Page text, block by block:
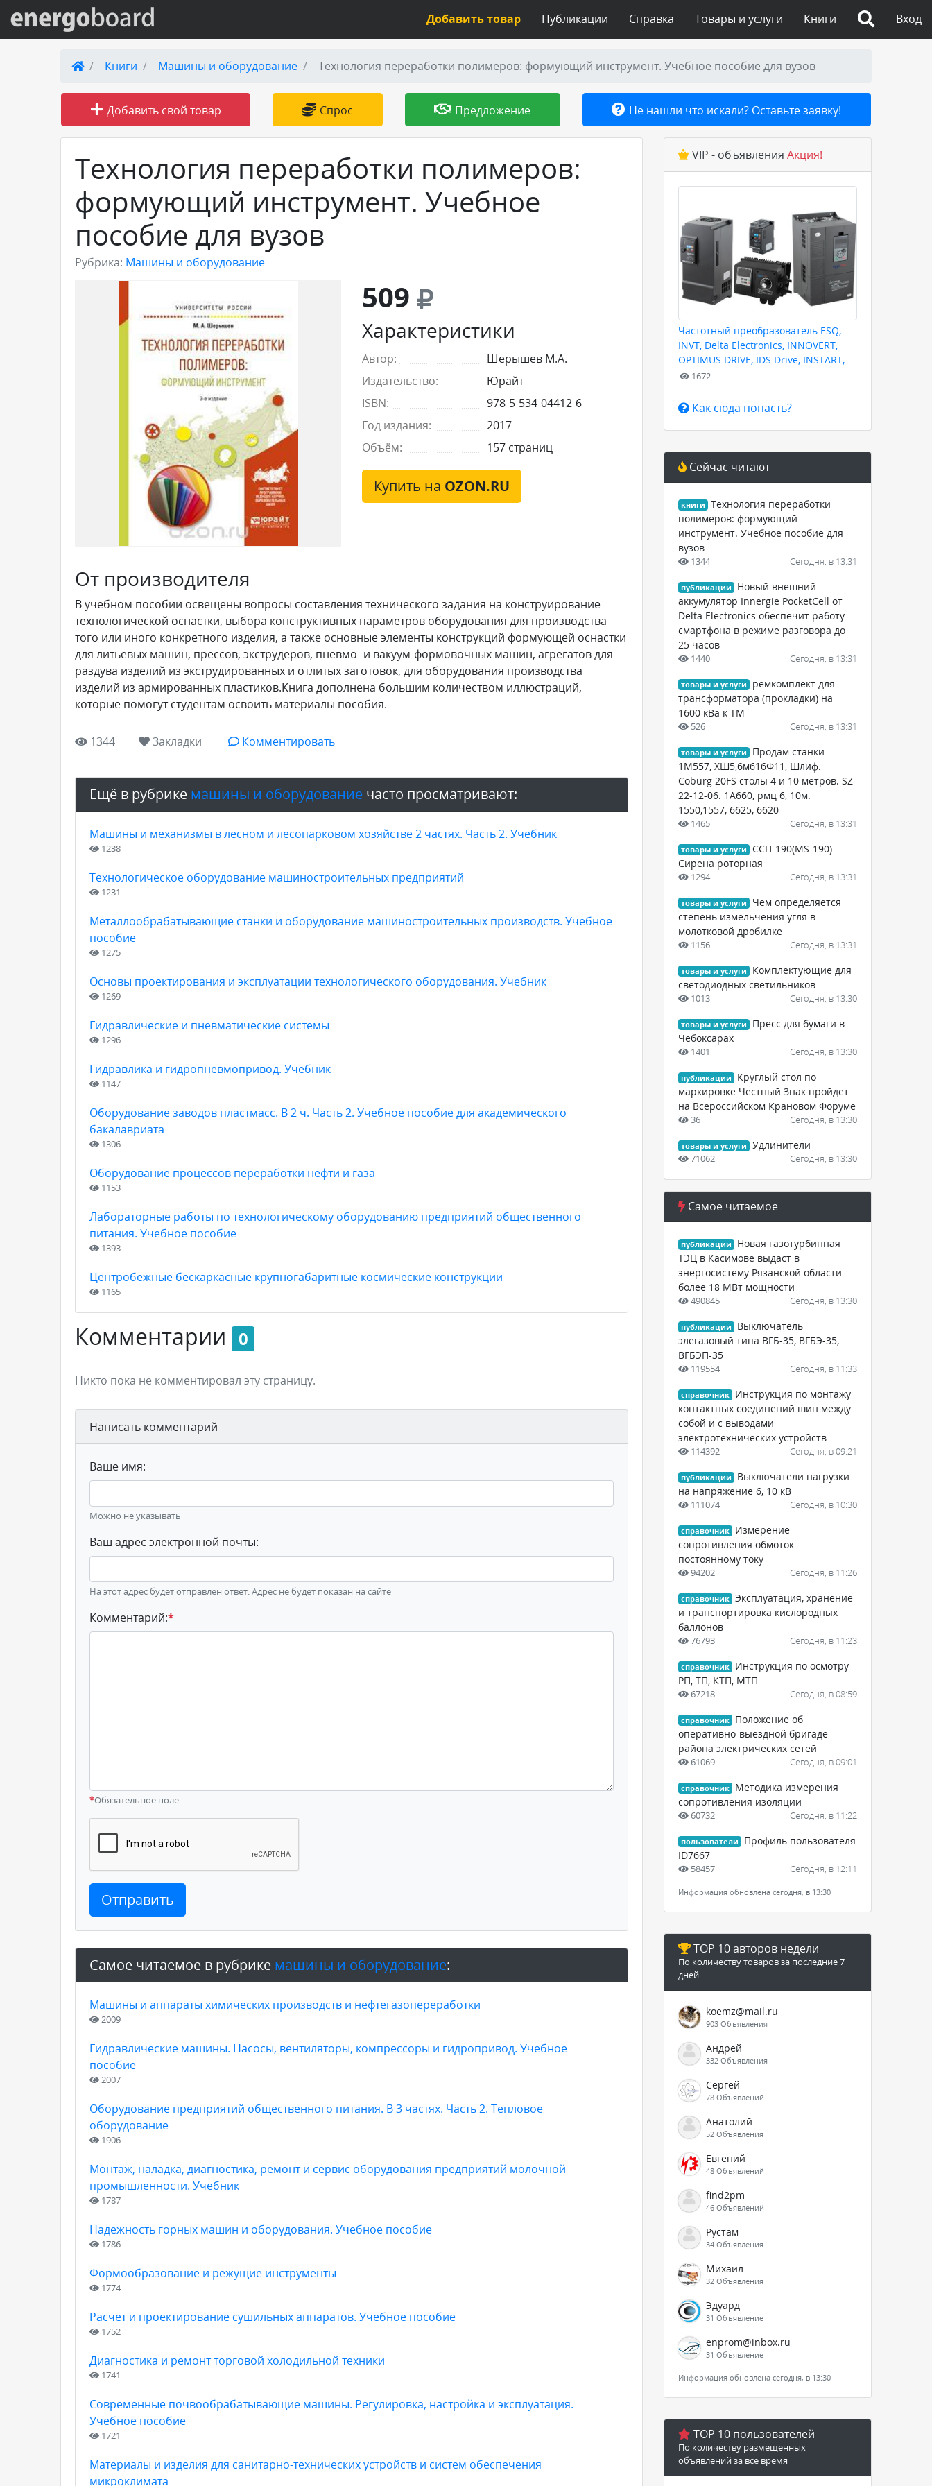
Вход на сайт
Поиск по сайту
Публикации
Товары и услуги
Добавить товар или услугу
Вход
Книги
Товары и услуги
Справка
Публикации
Добавить товар
Книги Машины и оборудование Технология переработки полимеров: формующий инструмент. Учебное пособие для вузов
Добавить свой товар Спрос Предложение Не нашли что искали? Оставьте заявку!
Технология переработки полимеров:
формующий инструмент. Учебное
пособие для вузов
Рубрика: Машины и оборудование
509
Характеристики
Автор:
Шерышев М.А.
Издательство:
Юрайт
ISBN:
978-5-534-04412-6
Год издания:
2017
Объём:
157 страниц
Купить на OZON.RU
От производителя
В учебном пособии освещены вопросы составления технического задания на конструирование
технологической оснастки, выбора конструктивных параметров оборудования для производства
того или иного конкретного изделия, а также основные элементы конструкций формующей оснастки
для литьевых машин, прессов, экструдеров, пневмо- и вакуум-формовочных машин, агрегатов для
раздува изделий из экструдированных и отлитых заготовок, для оборудования производства
изделий из армированных пластиков.Книга дополнена большим количеством иллюстраций,
которые помогут студентам освоить материалы пособия.
1344 Закладки Комментировать
Ещё в рубрике машины и оборудование часто просматривают:
Машины и механизмы в лесном и лесопарковом хозяйстве 2 частях. Часть 2. Учебник
1238
Технологическое оборудование машиностроительных предприятий
1231
Металлообрабатывающие станки и оборудование машиностроительных производств. Учебное
пособие
1275
Основы проектирования и эксплуатации технологического оборудования. Учебник
1269
Гидравлические и пневматические системы
1296
Гидравлика и гидропневмопривод. Учебник
1147
Оборудование заводов пластмасс. В 2 ч. Часть 2. Учебное пособие для академического
бакалавриата
1306
Оборудование процессов переработки нефти и газа
1153
Лабораторные работы по технологическому оборудованию предприятий общественного
питания. Учебное пособие
1393
Центробежные бескаркасные крупногабаритные космические конструкции
1165
Комментарии 0
Никто пока не комментировал эту страницу.
Написать комментарий
Ваше имя:
Можно не указывать
Ваш адрес электронной почты:
На этот адрес будет отправлен ответ. Адрес не будет показан на сайте
Комментарий:*
*Обязательное поле
Отправить
Самое читаемое в рубрике машины и оборудование:
Машины и аппараты химических производств и нефтегазопереработки
2009
Гидравлические машины. Насосы, вентиляторы, компрессоры и гидропривод. Учебное
пособие
2007
Оборудование предприятий общественного питания. В 3 частях. Часть 2. Тепловое
оборудование
1906
Монтаж, наладка, диагностика, ремонт и сервис оборудования предприятий молочной
промышленности. Учебник
1787
Надежность горных машин и оборудования. Учебное пособие
1786
Формообразование и режущие инструменты
1774
Расчет и проектирование сушильных аппаратов. Учебное пособие
1752
Диагностика и ремонт торговой холодильной техники
1741
Современные почвообрабатывающие машины. Регулировка, настройка и эксплуатация.
Учебное пособие
1721
Материалы и изделия для санитарно-технических устройств и систем обеспечения
микроклимата
VIP - объявления Акция!
Частотный преобразователь ESQ,
INVT, Delta Electronics, INNOVERT,
OPTIMUS DRIVE, IDS Drive, INSTART,
HYUNDAI для любых задач
1672
Как сюда попасть?
Сейчас читают
книги
Технология переработки
полимеров: формующий
инструмент. Учебное пособие для
вузов
1344 Сегодня, в 13:31
публикации
Новый внешний
аккумулятор Innergie PocketCell от
Delta Electronics обеспечит работу
смартфона в режиме разговора до
25 часов
1440 Сегодня, в 13:31
товары и услуги
ремкомплект для
трансформатора (прокладки) на
1600 кВа к ТМ
526 Сегодня, в 13:31
товары и услуги
Продам станки
1М557, ХШ5,6м616Ф11, Шлиф.
Coburg 20FS столы 4 и 10 метров. SZ-
22-12-06. 1А660, рмц 6, 10м.
1550,1557, 6625, 6620
1465 Сегодня, в 13:31
товары и услуги
ССП-190(MS-190) -
Сирена роторная
1294 Сегодня, в 13:31
товары и услуги
Чем определяется
степень измельчения угля в
молотковой дробилке
1156 Сегодня, в 13:31
товары и услуги
Комплектующие для
светодиодных светильников
1013 Сегодня, в 13:30
товары и услуги
Пресс для бумаги в
Чебоксарах
1401 Сегодня, в 13:30
публикации
Круглый стол по
маркировке Честный Знак пройдет
на Всероссийском Крановом Форуме
36 Сегодня, в 13:30
товары и услуги Удлинители
71062 Сегодня, в 13:30
Самое читаемое
публикации
Новая газотурбинная
ТЭЦ в Касимове выдаст в
энергосистему Рязанской области
более 18 МВт мощности
490845 Сегодня, в 13:30
публикации
Выключатель
элегазовый типа ВГБ-35, ВГБЭ-35,
ВГБЭП-35
119554 Сегодня, в 11:33
справочник
Инструкция по монтажу
контактных соединений шин между
собой и с выводами
электротехнических устройств
114392 Сегодня, в 09:21
публикации
Выключатели нагрузки
на напряжение 6, 10 кВ
111074 Сегодня, в 10:30
справочник
Измерение
сопротивления обмоток
постоянному току
94202 Сегодня, в 11:26
справочник Эксплуатация, хранение
и транспортировка кислородных
баллонов
76793 Сегодня, в 11:23
справочник
Инструкция по осмотру
РП, ТП, КТП, МТП
67218 Сегодня, в 08:59
справочник
Положение об
оперативно-выездной бригаде
района электрических сетей
61069 Сегодня, в 09:01
справочник
Методика измерения
сопротивления изоляции
60732 Сегодня, в 11:22
пользователи
Профиль пользователя
ID7667
58457 Сегодня, в 12:11
Информация обновлена сегодня, в 13:30
TOP 10 авторов недели
По количеству товаров за последние 7
дней
koemz@mail.ru
903 Объявления
Андрей
332 Объявления
Сергей
78 Объявлений
Анатолий
52 Объявления
Евгений
48 Объявлений
find2pm
46 Объявлений
Рустам
34 Объявления
Михаил
32 Объявления
Эдуард
31 Объявление
enprom@inbox.ru
31 Объявление
Информация обновлена сегодня, в 13:30
TOP 10 пользователей
По количеству размещенных
объявлений за всё время